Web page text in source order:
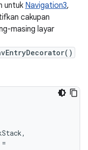
untuk Navigation3,
cakupan
masing layar
,
=